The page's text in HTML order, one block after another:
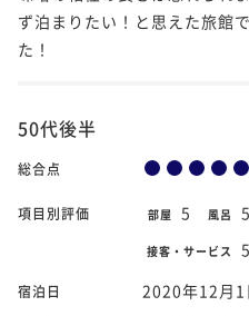
ず泊まりたい！と思えた旅館
た！
50代後半
総合点
項目別評価 部屋 5 風呂 5
接客・サービス 5
宿泊日 2020年12月1